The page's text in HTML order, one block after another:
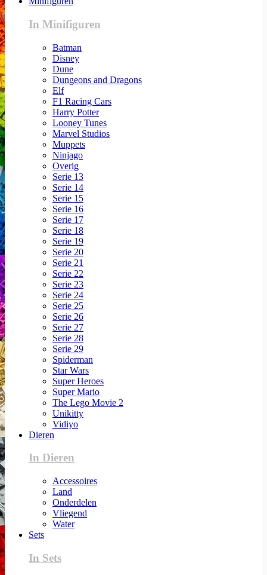
In Minifiguren
Batman
Disney
Dune
Dungeons and Dragons
Elf
F1 Racing Cars
Harry Potter
Looney Tunes
Marvel Studios
Muppets
Ninjago
Overig
Serie 13
Serie 14
Serie 15
Serie 16
Serie 17
Serie 18
Serie 19
Serie 20
Serie 21
Serie 22
Serie 23
Serie 24
Serie 25
Serie 26
Serie 27
Serie 28
Serie 29
Spiderman
Star Wars
Super Heroes
Super Mario
The Lego Movie 2
Unikitty
Vidiyo
Dieren
In Dieren
Accessoires
Land
Onderdelen
Vliegend
Water
Sets
In Sets